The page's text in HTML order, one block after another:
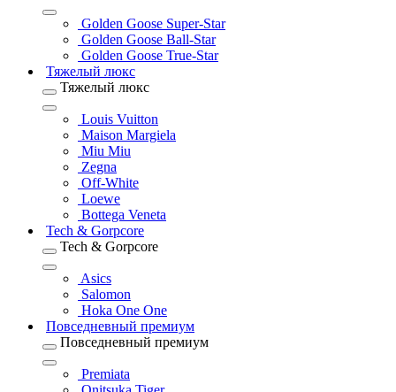
Golden Goose Super-Star
Golden Goose Ball-Star
Golden Goose True-Star
Тяжелый люкс
Тяжелый люкс
Louis Vuitton
Maison Margiela
Miu Miu
Zegna
Off-White
Loewe
Bottega Veneta
Tech & Gorpcore
Tech & Gorpcore
Asics
Salomon
Hoka One One
Повседневный премиум
Повседневный премиум
Premiata